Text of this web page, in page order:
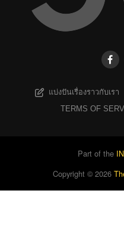
แบ่งปันเรื่องราวกับเรา
TERMS OF
Part of the
Copyright ©2026